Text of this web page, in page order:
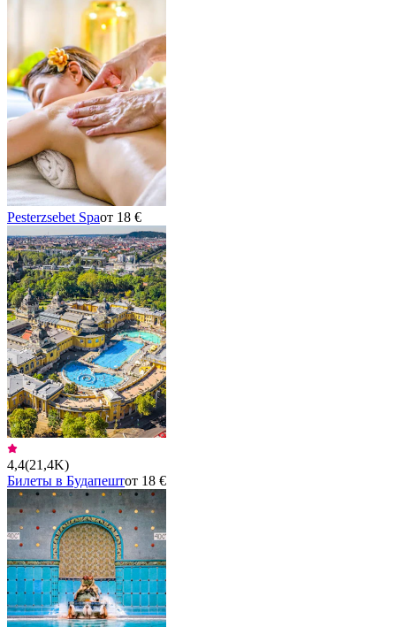
Pesterzsebet Spaот 18 €
4,4(21,4K)
Билеты в Будапештот 18 €